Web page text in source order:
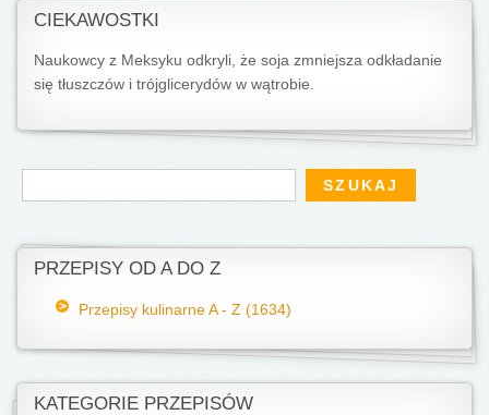
CIEKAWOSTKI
Naukowcy z Meksyku odkryli, że soja zmniejsza odkładanie
się tłuszczów i trójglicerydów w wątrobie.
Formularz wyszukiwania
Szukaj
PRZEPISY OD A DO Z
Przepisy kulinarne A - Z (1634)
KATEGORIE PRZEPISÓW